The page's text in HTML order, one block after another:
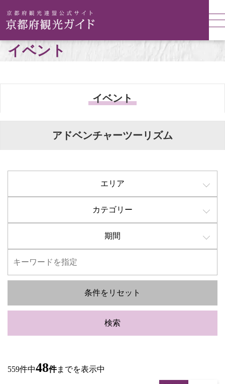
イベント
イベント
アドベンチャーツーリズム
エリア
カテゴリー
期間
条件をリセット
検索
559件中48件までを表示中